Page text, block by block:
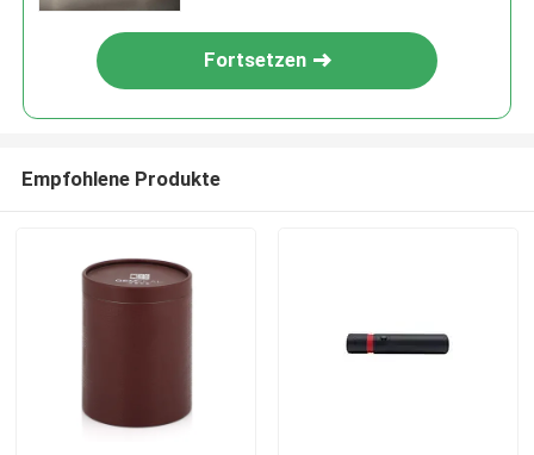
Fortsetzen
Empfohlene Produkte